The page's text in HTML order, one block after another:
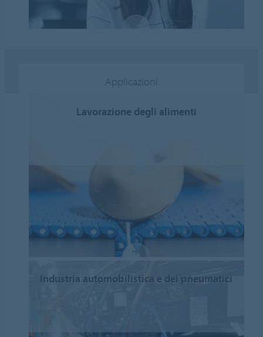
Applicazioni
Lavorazione degli alimenti
Industria automobilistica e dei pneumatici